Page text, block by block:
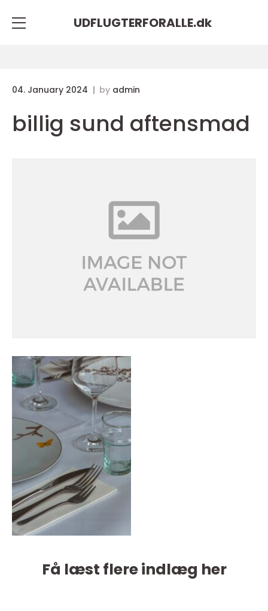
UDFLUGTERFORALLE.dk
04. January 2024 by admin
billig sund aftensmad
Få læst flere indlæg her